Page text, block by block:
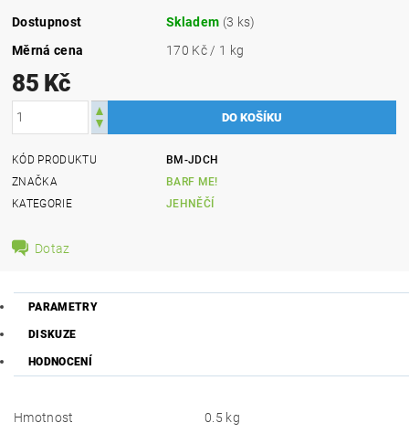
Dostupnost Skladem (3 ks)
Měrná cena
170 Kč / 1 kg
85 Kč
KÓD PRODUKTU
BM-JDCH
ZNAČKA
BARF ME!
KATEGORIE
JEHNĚČÍ
Dotaz
PARAMETRY
DISKUZE
HODNOCENÍ
Hmotnost 0.5 kg